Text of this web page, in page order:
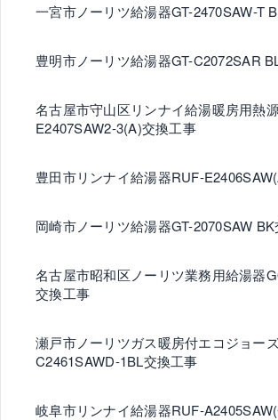
一宮市ノーリツ給湯器GT-2470SAW-T
豊明市ノーリツ給湯器GT-C2072SAR
名古屋市守山区リンナイ給湯暖房用熱
E2407SAW2-3(A)交換工事
豊田市リンナイ給湯器RUF-
岡崎市ノーリツ給湯器GT-2070SAW
名古屋市昭和区ノーリツ業務用給湯器
交換工事
瀬戸市ノーリツガス暖房付エコジョー
C2461SAWD-1BL交換工事
岐阜市リンナイ給湯器RUF-